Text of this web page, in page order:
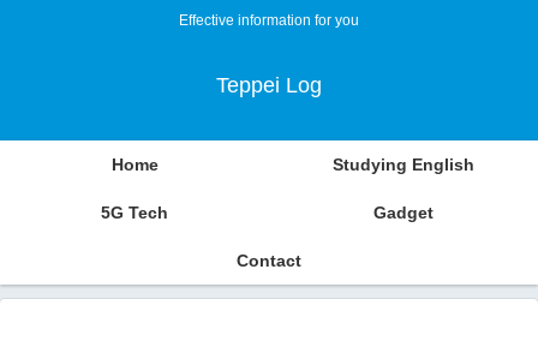
Effective information for you
Teppei Log
Home Studying English
5G Tech Gadget
Contact